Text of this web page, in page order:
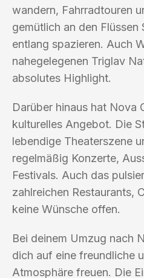
wandern, Fahrradtouren
gemütlich an den Flüssen
entlang spazieren. Auch
nahegelegenen Triglav
absolutes Highlight.
Darüber hinaus hat Nova
kulturelles Angebot. Die
lebendige Theaterszene
regelmäßig Konzerte,
Festivals. Auch das
zahlreichen Restaurants,
keine Wünsche offen.
Bei deinem Umzug nach
dich auf eine freundliche
Atmosphäre freuen. Die